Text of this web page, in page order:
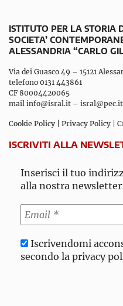
ISTITUTO PER LA STORIA
SOCIETA’
ALESSANDRIA “CARLO
Via dei Guasco 49 – 15121
telefono 0131 443861
CF 80004420065
mail info@isral.it – isral@pec.it
Cookie Policy Privacy Policy
ISCRIVITI ALLA
Inserisci il tuo
alla nostra
Iscrivendomi
secondo la privacy